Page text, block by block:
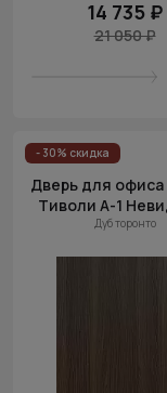
14 735 ₽
21 050 ₽
- 30% скидка
Дверь для
Тиволи А-1
Дуб торонто